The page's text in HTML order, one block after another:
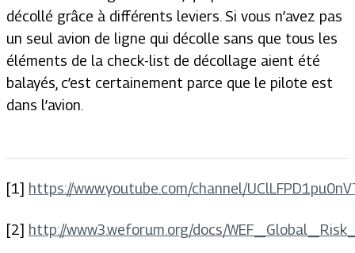
décollé grâce à différents leviers. Si vous n’avez pas
un seul avion de ligne qui décolle sans que tous les
éléments de la check-list de décollage aient été
balayés, c’est certainement parce que le pilote est
dans l’avion.
[1] https://www.youtube.com/channel/
[2] http://www3.weforum.org/docs/